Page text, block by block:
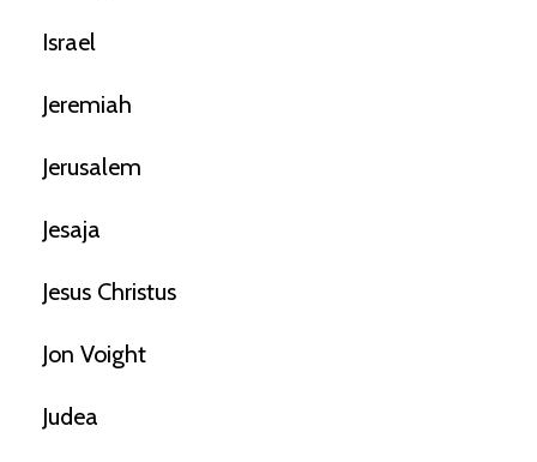
Israel
Jeremiah
Jerusalem
Jesaja
Jesus Christus
Jon Voight
Judea